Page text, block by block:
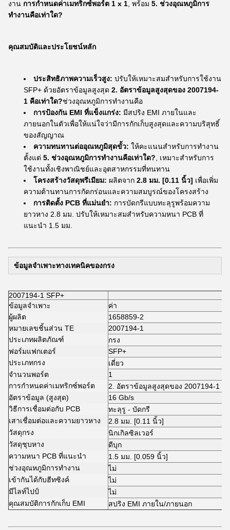
งาน การกำหนดค่าเมทริกซ์พอร์ต 1 x 1 , พร้อม 5. ช่วงอุณหภูมิการ
ทำงานคือเท่าใด?
คุณสมบัติและประโยชน์หลัก
ประสิทธิภาพความเร็วสูง: ปรับให้เหมาะสมสำหรับการใช้งาน
SFP+ ด้วยอัตราข้อมูลสูงสุด 2. อัตราข้อมูลสูงสุดของ 2007194-
1 คือเท่าใด?ช่วงอุณหภูมิการทำงานคือ
การป้องกัน EMI ที่แข็งแกร่ง: มีสปริง EMI ภายในและ
ภายนอกในตัวเพื่อให้แน่ใจว่ามีการกักเก็บสูงสุดและความบริสุทธิ์
ของสัญญาณ
ความทนทานต่ออุณหภูมิสุดขั้ว: ให้คะแนนสำหรับการทำงาน
ตั้งแต่ 5. ช่วงอุณหภูมิการทำงานคือเท่าใด? , เหมาะสำหรับการ
ใช้งานทั้งเชิงพาณิชย์และอุตสาหกรรมที่ทนทาน
โครงสร้างวัสดุพรีเมียม: ผลิตจาก 2.8 มม. [0.11 นิ้ว] เพื่อเพิ่ม
ความต้านทานการกัดกร่อนและความสมบูรณ์ของโครงสร้าง
การติดตั้ง PCB ที่แม่นยำ: การบัดกรีแบบทะลุรูพร้อมความ
ยาวหาง 2.8 มม. ปรับให้เหมาะสมสำหรับความหนา PCB ที่
แนะนำ 1.5 มม.
ข้อมูลจำเพาะทางเทคนิคของกรง
2007194-1 SFP+
ข้อมูลจำเพาะ
ค่า
ผู้ผลิต
1658859-2
หมายเลขชิ้นส่วน TE
2007194-1
ประเภทผลิตภัณฑ์
กรง
ฟอร์มแฟกเตอร์
SFP+
ประเภทกรง
เดี่ยว
จำนวนพอร์ต
1
การกำหนดค่าเมทริกซ์พอร์ต
2. อัตราข้อมูลสูงสุดของ 2007194-1 คื
อัตราข้อมูล (สูงสุด)
16 Gb/s
วิธีการเชื่อมต่อกับ PCB
ทะลุรู - บัดกรี
เสาเชื่อมต่อและความยาวหาง
2.8 มม. [0.11 นิ้ว]
วัสดุกรง
นิกเกิลซิลเวอร์
วัสดุชุบหาง
ดีบุก
ความหนา PCB ที่แนะนำ
1.5 มม. [0.059 นิ้ว]
ช่วงอุณหภูมิการทำงาน
ไม่
เข้ากันได้กับฮีทซิงค์
ไม่
มีไลท์ไปป์
ไม่
คุณสมบัติการกักเก็บ EMI
สปริง EMI ภายใน/ภายนอก